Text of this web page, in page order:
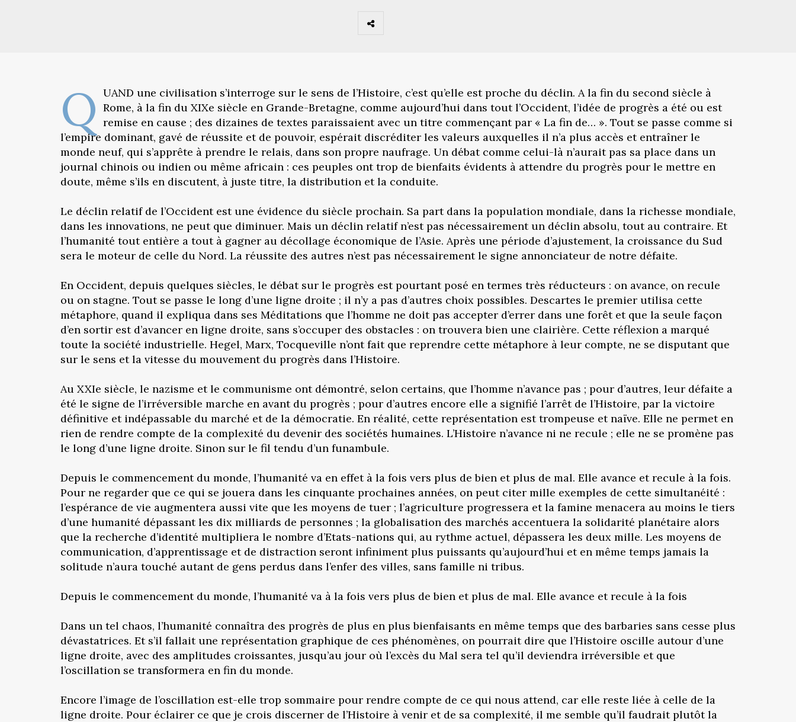
Q UAND une civilisation s’interroge sur le sens de l’Histoire, c’est qu’elle est proche du déclin. A la fin du second siècle à
Rome, à la fin du XIXe siècle en Grande-Bretagne, comme aujourd’hui dans tout l’Occident, l’idée de progrès a été ou est
remise en cause ; des dizaines de textes paraissaient avec un titre commençant par « La fin de… ». Tout se passe comme si
l’empire dominant, gavé de réussite et de pouvoir, espérait discréditer les valeurs auxquelles il n’a plus accès et entraîner le
monde neuf, qui s’apprête à prendre le relais, dans son propre naufrage. Un débat comme celui-là n’aurait pas sa place dans un
journal chinois ou indien ou même africain : ces peuples ont trop de bienfaits évidents à attendre du progrès pour le mettre en
doute, même s’ils en discutent, à juste titre, la distribution et la conduite.
Le déclin relatif de l’Occident est une évidence du siècle prochain. Sa part dans la population mondiale, dans la richesse mondiale,
dans les innovations, ne peut que diminuer. Mais un déclin relatif n’est pas nécessairement un déclin absolu, tout au contraire. Et
l’humanité tout entière a tout à gagner au décollage économique de l’Asie. Après une période d’ajustement, la croissance du Sud
sera le moteur de celle du Nord. La réussite des autres n’est pas nécessairement le signe annonciateur de notre défaite.
En Occident, depuis quelques siècles, le débat sur le progrès est pourtant posé en termes très réducteurs : on avance, on recule
ou on stagne. Tout se passe le long d’une ligne droite ; il n’y a pas d’autres choix possibles. Descartes le premier utilisa cette
métaphore, quand il expliqua dans ses Méditations que l’homme ne doit pas accepter d’errer dans une forêt et que la seule façon
d’en sortir est d’avancer en ligne droite, sans s’occuper des obstacles : on trouvera bien une clairière. Cette réflexion a marqué
toute la société industrielle. Hegel, Marx, Tocqueville n’ont fait que reprendre cette métaphore à leur compte, ne se disputant que
sur le sens et la vitesse du mouvement du progrès dans l’Histoire.
Au XXIe siècle, le nazisme et le communisme ont démontré, selon certains, que l’homme n’avance pas ; pour d’autres, leur défaite a
été le signe de l’irréversible marche en avant du progrès ; pour d’autres encore elle a signifié l’arrêt de l’Histoire, par la victoire
définitive et indépassable du marché et de la démocratie. En réalité, cette représentation est trompeuse et naïve. Elle ne permet en
rien de rendre compte de la complexité du devenir des sociétés humaines. L’Histoire n’avance ni ne recule ; elle ne se promène pas
le long d’une ligne droite. Sinon sur le fil tendu d’un funambule.
Depuis le commencement du monde, l’humanité va en effet à la fois vers plus de bien et plus de mal. Elle avance et recule à la fois.
Pour ne regarder que ce qui se jouera dans les cinquante prochaines années, on peut citer mille exemples de cette simultanéité :
l’espérance de vie augmentera aussi vite que les moyens de tuer ; l’agriculture progressera et la famine menacera au moins le tiers
d’une humanité dépassant les dix milliards de personnes ; la globalisation des marchés accentuera la solidarité planétaire alors
que la recherche d’identité multipliera le nombre d’Etats-nations qui, au rythme actuel, dépassera les deux mille. Les moyens de
communication, d’apprentissage et de distraction seront infiniment plus puissants qu’aujourd’hui et en même temps jamais la
solitude n’aura touché autant de gens perdus dans l’enfer des villes, sans famille ni tribus.
Depuis le commencement du monde, l’humanité va à la fois vers plus de bien et plus de mal. Elle avance et recule à la fois
Dans un tel chaos, l’humanité connaîtra des progrès de plus en plus bienfaisants en même temps que des barbaries sans cesse plus
dévastatrices. Et s’il fallait une représentation graphique de ces phénomènes, on pourrait dire que l’Histoire oscille autour d’une
ligne droite, avec des amplitudes croissantes, jusqu’au jour où l’excès du Mal sera tel qu’il deviendra irréversible et que
l’oscillation se transformera en fin du monde.
Encore l’image de l’oscillation est-elle trop sommaire pour rendre compte de ce qui nous attend, car elle reste liée à celle de la
ligne droite. Pour éclairer ce que je crois discerner de l’Histoire à venir et de sa complexité, il me semble qu’il faudrait plutôt la